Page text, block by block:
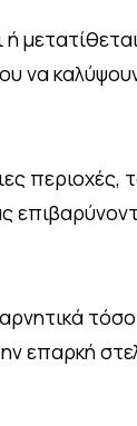
να
επαρκή